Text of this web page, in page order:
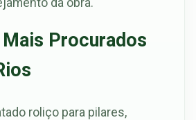
Procurados
roliço para pilares,